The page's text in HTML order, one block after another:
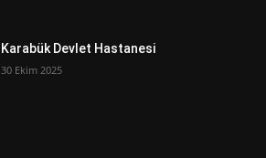
Karabük Devlet Hastanesi
30 Ekim 2025